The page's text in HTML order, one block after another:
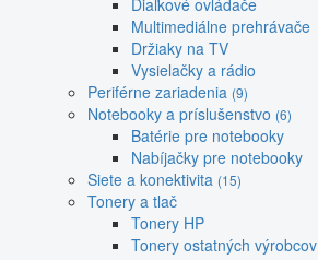
Diaľkové ovládače
Multimediálne prehrávače
Držiaky na TV
Vysielačky a rádio
Periférne zariadenia (9)
Notebooky a príslušenstvo (6)
Batérie pre notebooky
Nabíjačky pre notebooky
Siete a konektivita (15)
Tonery a tlač
Tonery HP
Tonery ostatných výrobcov